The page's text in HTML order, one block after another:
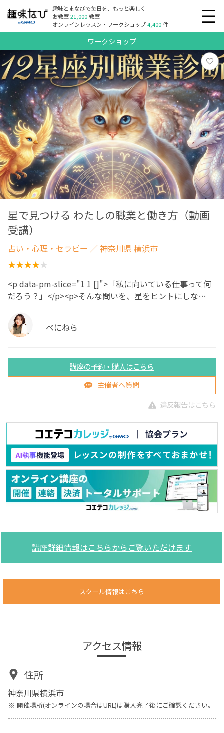
趣味とまなびで毎日を、もっと楽しく
お教室21,000教室
オンラインレッスン・ワークショップ4,400件
ワークショップ
星で見つける わたしの職業と働き方（動画
受講）
占い・心理・セラピー ／ 神奈川県 横浜市
<p data-pm-slice="1 1 []">「私に向いている仕事って何
だろう？」</p><p>そんな問いを、星をヒントにしな…
べにねら
講座の予約・購入はこちら
主催者へ質問
違反報告はこちら
講座詳細情報はこちらからご覧いただけます
スクール情報はこちら
アクセス情報
住所
神奈川県横浜市
開催場所(オンラインの場合はURL)は購入完了後にご確認ください。